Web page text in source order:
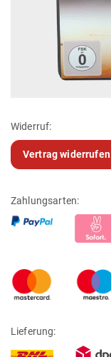
Widerruf:
Vertrag widerrufen
Zahlungsarten:
Lieferung: